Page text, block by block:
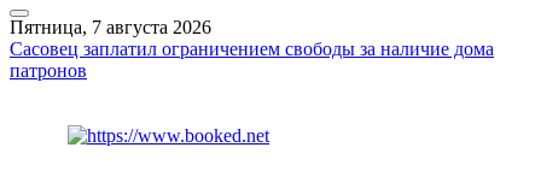
Пятница, 7 августа 2026
Сасовец заплатил ограничением свободы за наличие дома
патронов